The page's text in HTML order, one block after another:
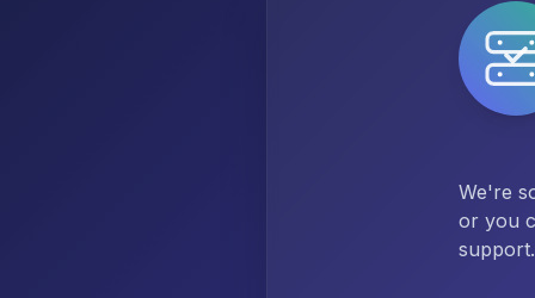
We're
or you
support.